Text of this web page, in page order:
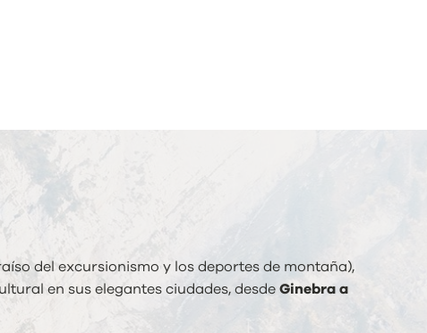
del excursionismo y los deportes de montaña),
en sus elegantes ciudades, desde Ginebra a